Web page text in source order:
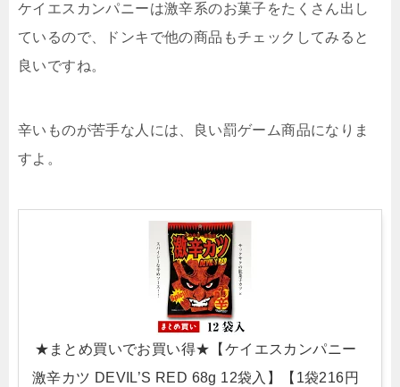
ケイエスカンパニーは激辛系のお菓子をたくさん出し
ているので、ドンキで他の商品もチェックしてみると
良いですね。
辛いものが苦手な人には、良い罰ゲーム商品になりま
すよ。
★まとめ買いでお買い得★【ケイエスカンパニー
激辛カツ DEVIL’S RED 68g 12袋入】【1袋216円